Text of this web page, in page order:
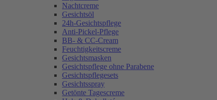
Nachtcreme
Gesichtsöl
24h-Gesichtspflege
Anti-Pickel-Pflege
BB- & CC-Cream
Feuchtigkeitscreme
Gesichtsmasken
Gesichtspflege ohne Parabene
Gesichtspflegesets
Gesichtsspray
Getönte Tagescreme